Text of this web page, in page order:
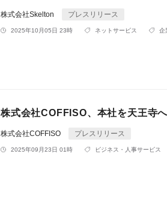
株式会社Skelton プレスリリース
2025年10月05日 23時 ネットサービス 企
株式会社COFFISO、本社を天王寺
株式会社COFFISO プレスリリース
2025年09月23日 01時 ビジネス・人事サービス